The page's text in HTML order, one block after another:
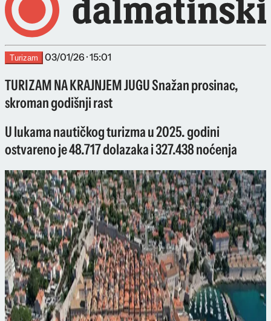
Turizam 03/01/26 · 15:01
TURIZAM NA KRAJNJEM JUGU Snažan prosinac,
skroman godišnji rast
U lukama nautičkog turizma u 2025. godini
ostvareno je 48.717 dolazaka i 327.438 noćenja